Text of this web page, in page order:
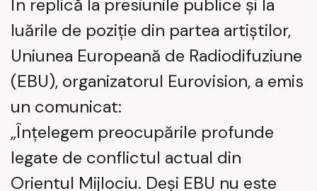
În replică la presiunile publice și la
luările de poziție din partea artiștilor,
Uniunea Europeană de Radiodifuziune
(EBU), organizatorul Eurovision, a emis
un comunicat:
„Înțelegem preocupările profunde
legate de conflictul actual din
Orientul Mijlociu. Deși EBU nu este